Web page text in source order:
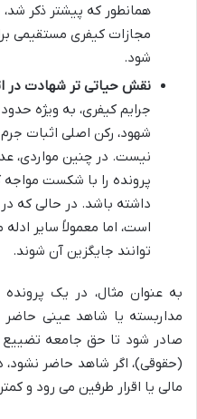
همانطور که پیشتر ذکر
مجازات کیفری مستقیمی
شود.
نقش حیاتی تر شهادت در
جرایم کیفری، به ویژه
شهود، رکن اصلی اثبات
نیست. در چنین مواردی،
پرونده را با شکست
داشته باشد. در حالی که
است، اما معمولاً سایر
توانند جایگزین آن شوند.
به عنوان مثال، در یک
مداربسته یا شاهد عینی حاضر
صادر شود تا حق جامعه تضییع
(حقوقی)، اگر شاهد حاضر نشود،
مالی یا اقرار طرفین می رود و